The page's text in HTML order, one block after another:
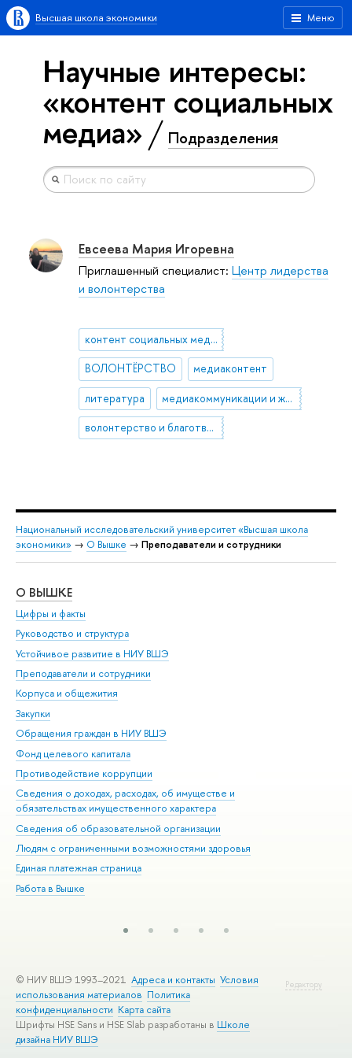
Меню
Высшая школа экономики
Научные интересы:
«контент социальных
медиа» Подразделения
Евсеева Мария Игоревна
Приглашенный специалист: Центр лидерства
и волонтерства
контент социальных медиа
ВОЛОНТЁРСТВО медиаконтент
литература медиакоммуникации и журналистика
волонтерство и благотворительность
Национальный исследовательский университет «Высшая школа
экономики» → О Вышке → Преподаватели и сотрудники
О ВЫШКЕ
Цифры и факты
Руководство и структура
Устойчивое развитие в НИУ ВШЭ
Преподаватели и сотрудники
Корпуса и общежития
Закупки
Обращения граждан в НИУ ВШЭ
Фонд целевого капитала
Противодействие коррупции
Сведения о доходах, расходах, об имуществе и
обязательствах имущественного характера
Сведения об образовательной организации
Людям с ограниченными возможностями здоровья
Единая платежная страница
Работа в Вышке
Редактору
© НИУ ВШЭ 1993–2021 Адреса и контакты Условия
использования материалов Политика
конфиденциальности Карта сайта
Шрифты HSE Sans и HSE Slab разработаны в Школе
дизайна НИУ ВШЭ